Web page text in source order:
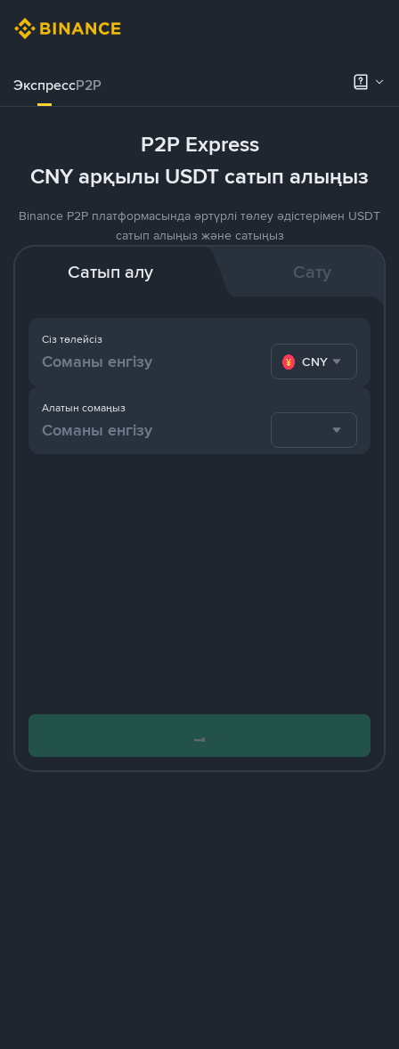
ЭкспрессP2P
P2P Express
CNY арқылы USDT сатып алыңыз
Binance P2P платформасында әртүрлі төлеу әдістерімен USDT
сатып алыңыз және сатыңыз
Сатып алу Сату
Сіз төлейсіз
CNY
Алатын сомаңыз